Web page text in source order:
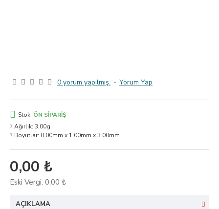
0 yorum yapılmış. - Yorum Yap
0,00 ₺
Eski Vergi: 0,00 ₺
Stok: ÖN SIPARIŞ
Ağırlık: 3.00g
Boyutlar: 0.00mm x 1.00mm x 3.00mm
AÇIKLAMA